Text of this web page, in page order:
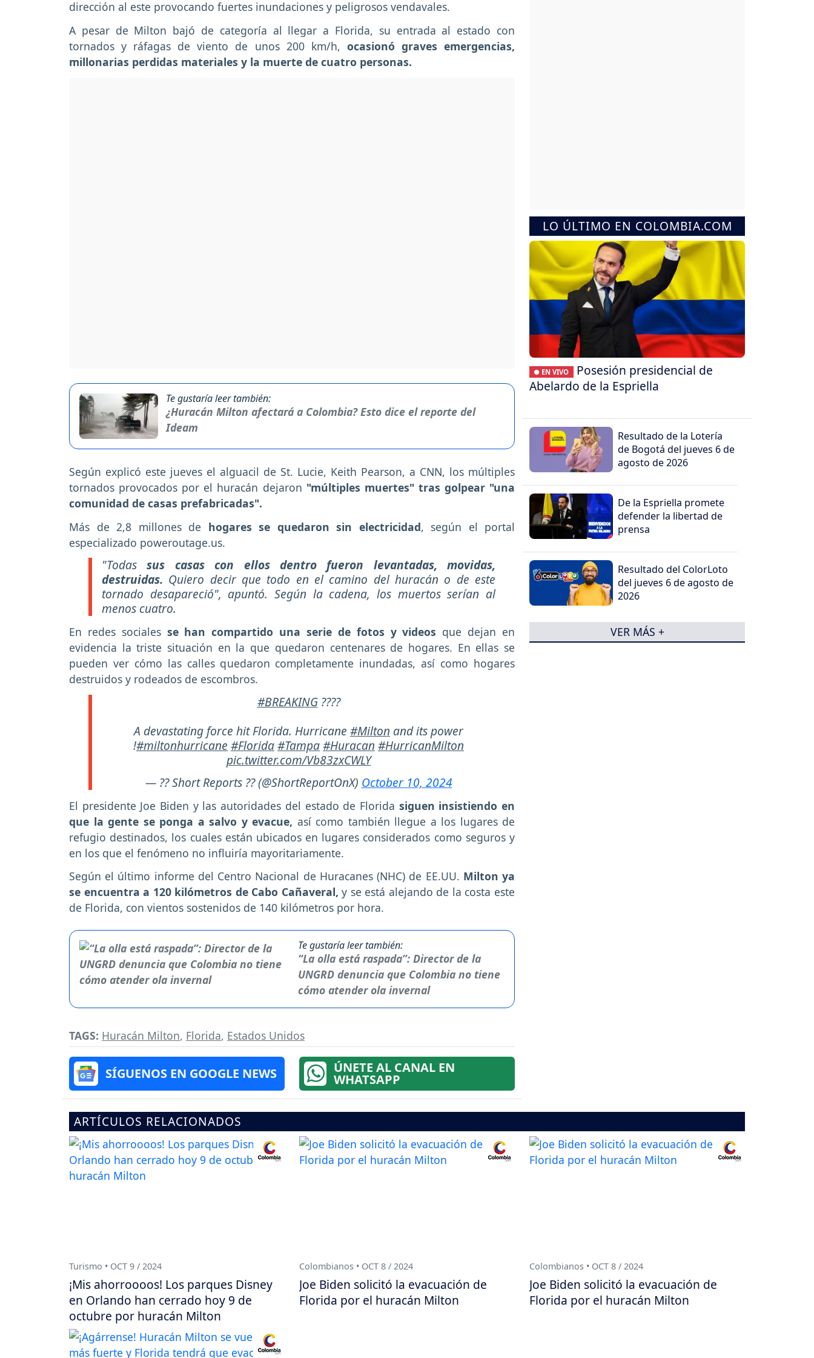
dirección al este provocando fuertes inundaciones y peligrosos vendavales.
A pesar de Milton bajó de categoría al llegar a Florida, su entrada al estado con
tornados y ráfagas de viento de unos 200 km/h, ocasionó graves emergencias,
millonarias perdidas materiales y la muerte de cuatro personas.
Te gustaría leer también:
¿Huracán Milton afectará a Colombia? Esto dice el reporte del
Ideam
Según explicó este jueves el alguacil de St. Lucie, Keith Pearson, a CNN, los múltiples
tornados provocados por el huracán dejaron "múltiples muertes" tras golpear "una
comunidad de casas prefabricadas".
Más de 2,8 millones de hogares se quedaron sin electricidad, según el portal
especializado poweroutage.us.
"Todas sus casas con ellos dentro fueron levantadas, movidas,
destruidas. Quiero decir que todo en el camino del huracán o de este
tornado desapareció", apuntó. Según la cadena, los muertos serían al
menos cuatro.
En redes socialesse han compartido una serie de fotos y videos que dejan en
evidencia la triste situación en la que quedaron centenares de hogares. En ellas se
pueden ver cómo las calles quedaron completamente inundadas, así como hogares
destruidos y rodeados de escombros.
#BREAKING????
A devastating force hit Florida. Hurricane #Milton and its power
!#miltonhurricane #Florida#Tampa#Huracan #HurricanMilton
pic.twitter.com/Vb83zxCWLY
— ?? Short Reports ?? (@ShortReportOnX) October 10, 2024
El presidente Joe Biden y las autoridades del estado de Florida siguen insistiendo en
que la gente se ponga a salvo y evacue, así como también llegue a los lugares de
refugio destinados, los cuales están ubicados en lugares considerados como seguros y
en los que el fenómeno no influiría mayoritariamente.
Según el último informe del Centro Nacional de Huracanes (NHC) de EE.UU. Milton ya
se encuentra a 120 kilómetros de Cabo Cañaveral, y se está alejando de la costa este
de Florida, con vientos sostenidos de 140 kilómetros por hora.
Te gustaría leer también:
“La olla está raspada”: Director de la
UNGRD denuncia que Colombia no tiene
cómo atender ola invernal
TAGS: Huracán Milton, Florida, Estados Unidos
SÍGUENOS EN GOOGLE NEWS ÚNETE AL CANAL EN
WHATSAPP
LO ÚLTIMO EN COLOMBIA.COM
● EN VIVO
Posesión presidencial de
Abelardo de la Espriella
Resultado de la Lotería
de Bogotá del jueves 6 de
agosto de 2026
De la Espriella promete
defender la libertad de
prensa
Resultado del ColorLoto
del jueves 6 de agosto de
2026
VER MÁS +
ARTÍCULOS RELACIONADOS
Turismo • OCT 9 / 2024
¡Mis ahorroooos! Los parques Disney
en Orlando han cerrado hoy 9 de
octubre por huracán Milton
Colombianos • OCT 8 / 2024
Joe Biden solicitó la evacuación de
Florida por el huracán Milton
Colombianos • OCT 8 / 2024
Joe Biden solicitó la evacuación de
Florida por el huracán Milton